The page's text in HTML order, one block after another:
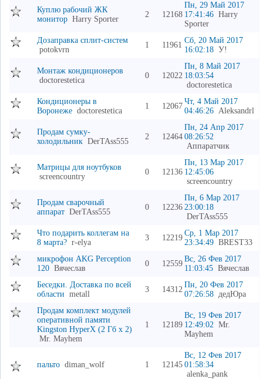
Куплю рабочий ЖК
монитор Harry Sporter
2 12168
Пн, 29 Май 2017
17:41:46 Harry
Sporter
Дозаправка сплит-систем
potokvrn
1 11961
Сб, 20 Май 2017
16:02:18 У!
Монтаж кондиционеров
doctorestetica
0 12022
Пн, 8 Май 2017
18:03:54
doctorestetica
Кондиционеры в
Воронеже doctorestetica
1 12067
Чт, 4 Май 2017
04:46:26 Aleksandrl
Продам сумку-
холодильник DerTAss555
2 12464
Пн, 24 Апр 2017
08:26:52
Аппаратчик
Матрицы для ноутбуков
screencountry
0 12136
Пн, 13 Мар 2017
12:45:06
screencountry
Продам сварочный
аппарат DerTAss555
0 12236
Пн, 6 Мар 2017
23:00:18
DerTAss555
Что подарить коллегам на
8 марта? r-elya
3 12219
Ср, 1 Мар 2017
23:34:49 BREST33
микрофон AKG Perception
120 Вячеслав
0 12559
Вс, 26 Фев 2017
11:03:45 Вячеслав
Беседки. Доставка по всей
области
metall
3 14312
Пн, 20 Фев 2017
07:26:58 дедЮра
Продам комплект модулей
оперативной памяти
Kingston HyperX (2 Гб x 2)
Mr. Mayhem
1 12189
Вс, 19 Фев 2017
12:49:02 Mr.
Mayhem
пальто diman_wolf 1 12145
Вс, 12 Фев 2017
01:58:34
alenka_pank